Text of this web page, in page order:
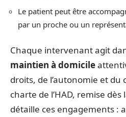
Le patient peut être
par un proche ou un
Chaque intervenant agit
maintien à domicile
droits, de l’autonomie et du
charte de l’HAD, remise
détaille ces engagements :